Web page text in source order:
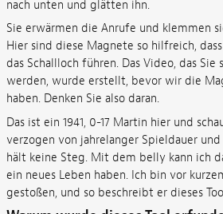
nach unten und glätten ihn.
Sie erwärmen die Anrufe und klemmen
Hier sind diese Magnete so hilfreich,
das Schallloch führen. Das Video, das Sie
werden, wurde erstellt, bevor wir die
haben. Denken Sie also daran.
Das ist ein 1941, 0-17 Martin hier und
verzogen von jahrelanger Spieldauer
hält keine Steg. Mit dem belly kann ich
ein neues Leben haben. Ich bin vor
gestoßen, und so beschreibt er dieses